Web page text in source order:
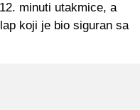
minuti utakmice, a
koji je bio siguran sa